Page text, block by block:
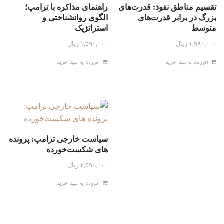
راهنمای مذاکره با ترامپ؛
الگوی روانشناختی و
استراتژیک
۱,۵۹۰,۰۰۰ ریال
افزودن به سبد خرید
تقسیم مناطق نفوذ: قدرت‌های
بزرگ در برابر قدرت‌های
متوسط
۱,۹۹۰,۰۰۰ ریال
افزودن به سبد خرید
سیاست خارجی ترامپ: پرونده
های شکست‌خورده
۲,۵۹۰,۰۰۰ ریال
افزودن به سبد خرید